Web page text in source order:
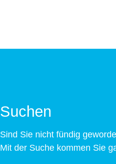
Suchen
Sind Sie nicht fündig
Mit der Suche kommen Sie